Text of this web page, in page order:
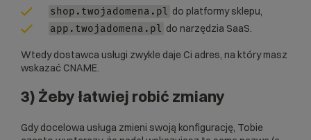
shop.twojadomena.pl do platformy sklepu,
app.twojadomena.pl do narzędzia SaaS.
Wtedy dostawca usługi zwykle daje Ci adres, na który masz
wskazać CNAME.
3) Żeby łatwiej robić zmiany
Gdy docelowa usługa zmieni swoją konfigurację, Tobie